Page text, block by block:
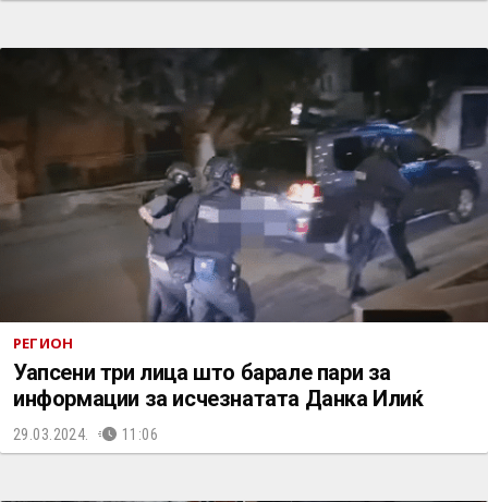
РЕГИОН
Уапсени три лица што барале пари за
информации за исчезнатата Данка Илиќ
29.03.2024. 11:06